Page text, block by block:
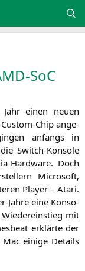
SoC
einen neu­en
Chip ange­
anfangs in
Switch-Kon­so­le
Hard­ware. Doch
Micro­soft,
Play­er – Ata­ri.
Jah­re eine Kon­so­
mit
erklär­te der
eini­ge Details